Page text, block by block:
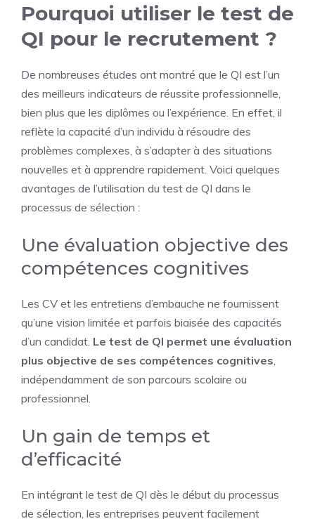
Pourquoi utiliser le test de
QI pour le recrutement ?
De nombreuses études ont montré que le QI est l’un
des meilleurs indicateurs de réussite professionnelle,
bien plus que les diplômes ou l’expérience. En effet, il
reflète la capacité d’un individu à résoudre des
problèmes complexes, à s’adapter à des situations
nouvelles et à apprendre rapidement. Voici quelques
avantages de l’utilisation du test de QI dans le
processus de sélection :
Une évaluation objective des
compétences cognitives
Les CV et les entretiens d’embauche ne fournissent
qu’une vision limitée et parfois biaisée des capacités
d’un candidat. Le test de QI permet une évaluation
plus objective de ses compétences cognitives
indépendamment de son parcours scolaire ou
professionnel.
Un gain de temps et
d’efficacité
En intégrant le test de QI dès le début du processus
de sélection, les entreprises peuvent facilement